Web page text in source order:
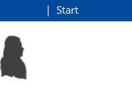
Start